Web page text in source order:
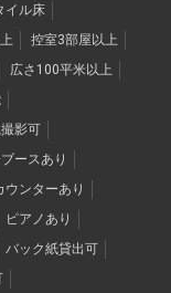
イル床
控室3部屋以上
広さ100平米以上
影可
ースあり
ウンターあり
ピアノあり
バック紙貸出可